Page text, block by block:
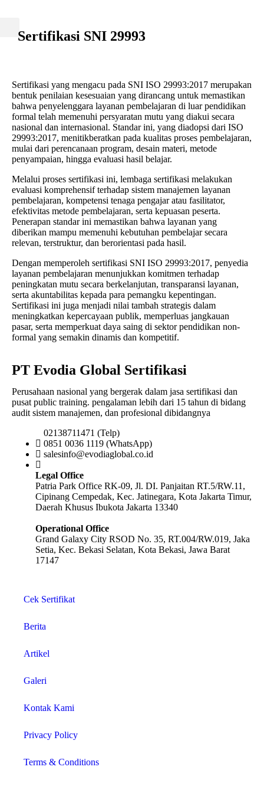
Sertifikasi SNI 29993 ​
Sertifikasi yang mengacu pada SNI ISO 29993:2017 merupakan
bentuk penilaian kesesuaian yang dirancang untuk memastikan
bahwa penyelenggara layanan pembelajaran di luar pendidikan
formal telah memenuhi persyaratan mutu yang diakui secara
nasional dan internasional. Standar ini, yang diadopsi dari ISO
29993:2017, menitikberatkan pada kualitas proses pembelajaran,
mulai dari perencanaan program, desain materi, metode
penyampaian, hingga evaluasi hasil belajar.
Melalui proses sertifikasi ini, lembaga sertifikasi melakukan
evaluasi komprehensif terhadap sistem manajemen layanan
pembelajaran, kompetensi tenaga pengajar atau fasilitator,
efektivitas metode pembelajaran, serta kepuasan peserta.
Penerapan standar ini memastikan bahwa layanan yang
diberikan mampu memenuhi kebutuhan pembelajar secara
relevan, terstruktur, dan berorientasi pada hasil.
Dengan memperoleh sertifikasi SNI ISO 29993:2017, penyedia
layanan pembelajaran menunjukkan komitmen terhadap
peningkatan mutu secara berkelanjutan, transparansi layanan,
serta akuntabilitas kepada para pemangku kepentingan.
Sertifikasi ini juga menjadi nilai tambah strategis dalam
meningkatkan kepercayaan publik, memperluas jangkauan
pasar, serta memperkuat daya saing di sektor pendidikan non-
formal yang semakin dinamis dan kompetitif.
PT Evodia Global Sertifikasi
Perusahaan nasional yang bergerak dalam jasa sertifikasi dan
pusat public training. pengalaman lebih dari 15 tahun di bidang
audit sistem manajemen, dan profesional dibidangnya
02138711471 (Telp)
0851 0036 1119 (WhatsApp)
salesinfo@evodiaglobal.co.id
Legal Office
Patria Park Office RK-09, Jl. DI. Panjaitan RT.5/RW.11,
Cipinang Cempedak, Kec. Jatinegara, Kota Jakarta Timur,
Daerah Khusus Ibukota Jakarta 13340
Operational Office
Grand Galaxy City RSOD No. 35, RT.004/RW.019, Jaka
Setia, Kec. Bekasi Selatan, Kota Bekasi, Jawa Barat
17147
Cek Sertifikat
Berita
Artikel
Galeri
Kontak Kami
Privacy Policy
Terms & Conditions